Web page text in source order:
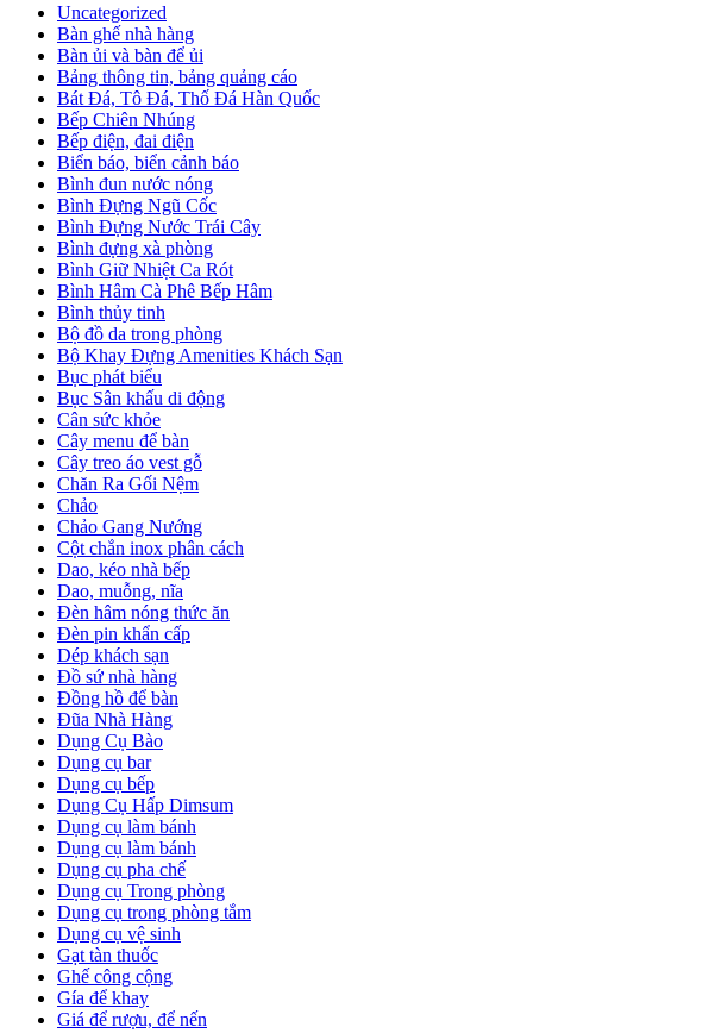
Uncategorized
Bàn ghế nhà hàng
Bàn ủi và bàn để ủi
Bảng thông tin, bảng quảng cáo
Bát Đá, Tô Đá, Thố Đá Hàn Quốc
Bếp Chiên Nhúng
Bếp điện, đai điện
Biển báo, biển cảnh báo
Bình đun nước nóng
Bình Đựng Ngũ Cốc
Bình Đựng Nước Trái Cây
Bình đựng xà phòng
Bình Giữ Nhiệt Ca Rót
Bình Hâm Cà Phê Bếp Hâm
Bình thủy tinh
Bộ đồ da trong phòng
Bộ Khay Đựng Amenities Khách Sạn
Bục phát biểu
Bục Sân khấu di động
Cân sức khỏe
Cây menu để bàn
Cây treo áo vest gỗ
Chăn Ra Gối Nệm
Chảo
Chảo Gang Nướng
Cột chắn inox phân cách
Dao, kéo nhà bếp
Dao, muỗng, nĩa
Đèn hâm nóng thức ăn
Đèn pin khẩn cấp
Dép khách sạn
Đồ sứ nhà hàng
Đồng hồ để bàn
Đũa Nhà Hàng
Dụng Cụ Bào
Dụng cụ bar
Dụng cụ bếp
Dụng Cụ Hấp Dimsum
Dụng cụ làm bánh
Dụng cụ làm bánh
Dụng cụ pha chế
Dụng cụ Trong phòng
Dụng cụ trong phòng tắm
Dụng cụ vệ sinh
Gạt tàn thuốc
Ghế công cộng
Gía để khay
Giá để rượu, để nến